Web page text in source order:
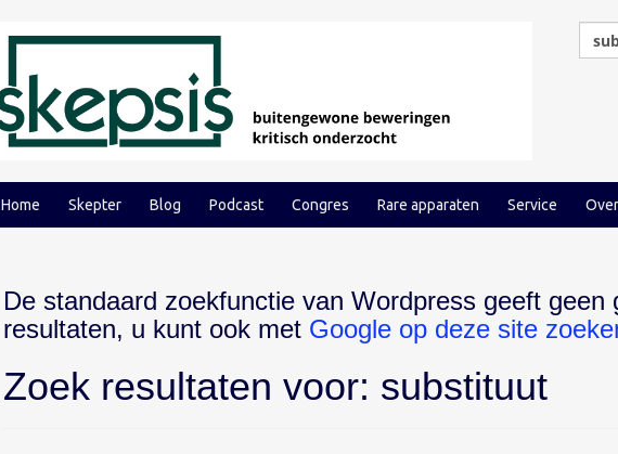
Home Skepter Blog Podcast Congres Rare apparaten Service
De standaard zoekfunctie van Wordpress geeft geen
resultaten, u kunt ook met Google op deze site
Zoek resultaten voor: substituut